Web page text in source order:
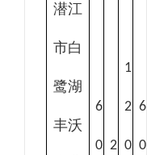
潜江
市白
鹭湖
丰沃
6
0 2
1
2
0
6
0